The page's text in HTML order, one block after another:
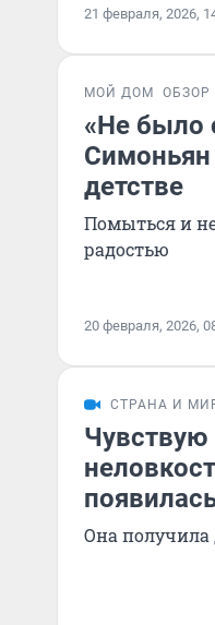
21 февраля, 2026,
МОЙ ДОМ ОБЗОР
«Не было
Симоньян
детстве
Помыться и
радостью
20 февраля, 2026,
СТРАНА И
Чувствую
Она получила